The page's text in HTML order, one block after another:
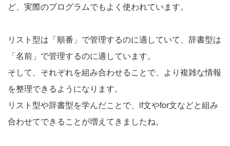
ど、実際のプログラムでもよく使われています。
リスト型は「順番」で管理するのに適していて、辞書型は
「名前」で管理するのに適しています。
そして、それぞれを組み合わせることで、より複雑な情報
を整理できるようになります。
リスト型や辞書型を学んだことで、if文やfor文などと組み
合わせてできることが増えてきましたね。